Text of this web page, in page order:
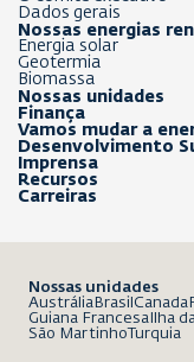
Dados gerais
Nossas energias
Energia solar
Geotermia
Biomassa
Nossas unidades
Finança
Vamos mudar a
Desenvolvimento
Imprensa
Recursos
Carreiras
Nossas unidades
Austrália Brasil Canada
Guiana Francesa Ilha
São Martinho Turquia